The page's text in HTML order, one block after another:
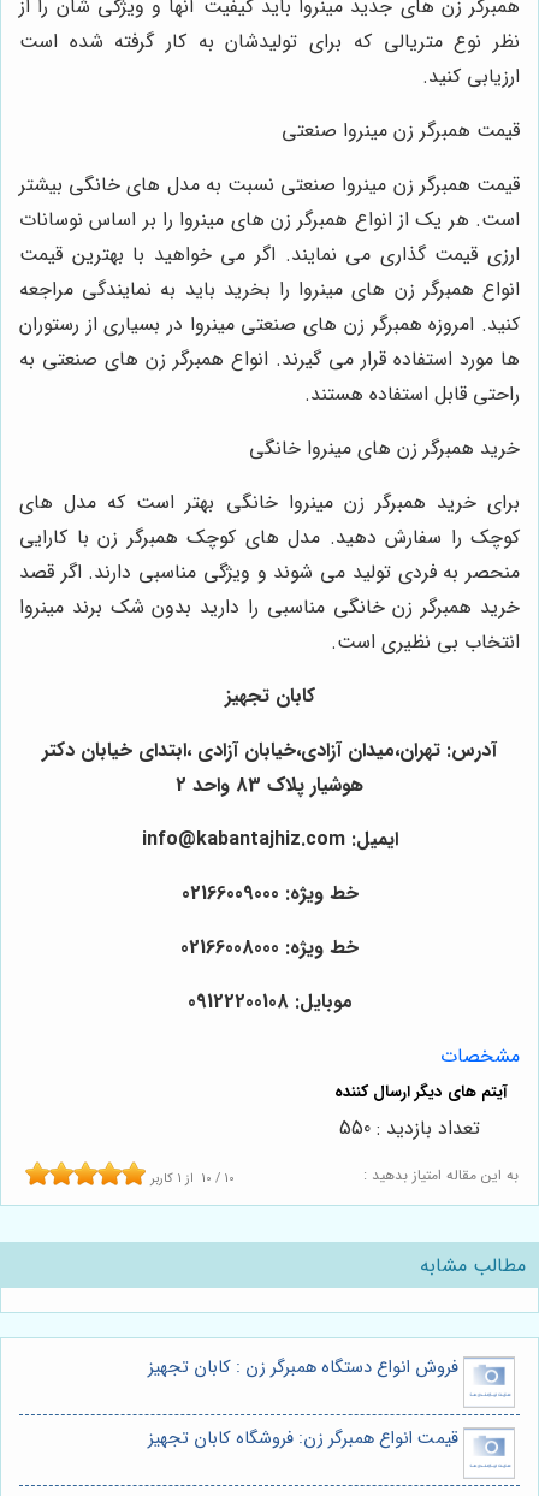
همبرگر زن‌ های جدید مینروا باید کیفیت آنها و ویژگی‌ شان را از
نظر نوع متریالی که برای تولیدشان به کار گرفته شده است
ارزیابی کنید.
قیمت همبرگر زن مینروا صنعتی
قیمت همبرگر زن مینروا صنعتی نسبت به مدل ‌های خانگی بیشتر
است. هر یک از انواع همبرگر زن‌ های مینروا را بر اساس نوسانات
ارزی قیمت گذاری می‌ نمایند. اگر می ‌خواهید با بهترین قیمت
انواع همبرگر زن‌ های مینروا را بخرید باید به نمایندگی مراجعه
کنید. امروزه همبرگر زن‌ های صنعتی مینروا در بسیاری از رستوران
‌ها مورد استفاده قرار می‌ گیرند. انواع همبرگر زن‌ های صنعتی به
راحتی قابل استفاده هستند.
خرید همبرگر زن های مینروا خانگی
برای خرید همبرگر زن مینروا خانگی بهتر است که مدل‌ های
کوچک را سفارش دهید. مدل‌ های کوچک همبرگر زن با کارایی
منحصر به فردی تولید می شوند و ویژگی مناسبی دارند. اگر قصد
خرید همبرگر زن خانگی مناسبی را دارید بدون شک برند مینروا
انتخاب بی ‌نظیری است.
کابان تجهیز
آدرس: تهران،میدان آزادی،خیابان آزادی ،ابتدای خیابان دکتر
هوشیار پلاک 83 واحد 2
ایمیل: info@kabantajhiz.com
خط ویژه: 02166009000
خط ویژه: 02166008000
موبایل: 09122200108
مشخصات
به این مقاله امتیاز بدهید : 10 / 10 از1 کاربر
تعداد بازدید : 550
مطالب مشابه
فروش انواع دستگاه همبرگر زن : کابان تجهیز
قیمت انواع همبرگر زن: فروشگاه کابان تجهیز